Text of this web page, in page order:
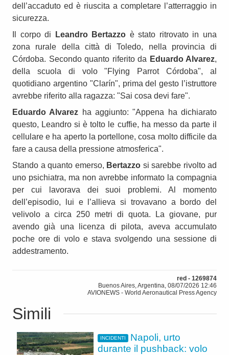
dell’accaduto ed è riuscita a completare l’atterraggio in
sicurezza.
Il corpo di
Leandro Bertazzo è stato ritrovato in una
zona rurale della città di Toledo, nella provincia di
Córdoba. Secondo quanto riferito da Eduardo Alvarez,
della scuola di volo "Flying Parrot Córdoba", al
quotidiano argentino "Clarín", prima del gesto l’istruttore
avrebbe riferito alla ragazza: "Sai cosa devi fare".
Eduardo Alvarez ha aggiunto: "Appena ha dichiarato
questo, Leandro si è tolto le cuffie, ha messo da parte il
cellulare e ha aperto la portellone, cosa molto difficile da
fare a causa della pressione atmosferica".
Stando a quanto emerso, Bertazzo si sarebbe rivolto ad
uno psichiatra, ma non avrebbe informato la compagnia
per cui lavorava dei suoi problemi. Al momento
dell’episodio, lui e l’allieva si trovavano a bordo del
velivolo a circa 250 metri di quota. La giovane, pur
avendo già una licenza di pilota, aveva accumulato
poche ore di volo e stava svolgendo una sessione di
addestramento.
red - 1269874
Buenos Aires, Argentina, 08/07/2026 12:46
AVIONEWS - World Aeronautical Press Agency
Simili
INCIDENTI
Napoli, urto
durante il pushback: volo